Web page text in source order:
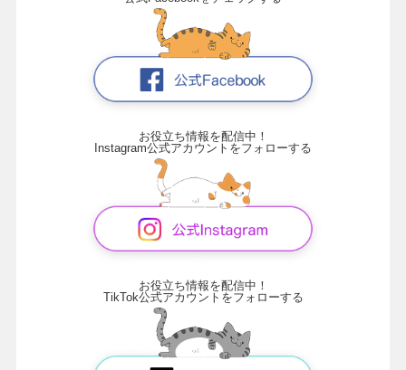
お役立ち情報を配信中！
Instagram公式アカウントをフォローする
お役立ち情報を配信中！
TikTok公式アカウントをフォローする